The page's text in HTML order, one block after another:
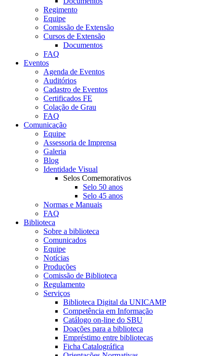
Regimento
Equipe
Comissão de Extensão
Cursos de Extensão
Documentos
FAQ
Eventos
Agenda de Eventos
Auditórios
Cadastro de Eventos
Certificados FE
Colação de Grau
FAQ
Comunicação
Equipe
Assessoria de Imprensa
Galeria
Blog
Identidade Visual
Selos Comemorativos
Selo 50 anos
Selo 45 anos
Normas e Manuais
FAQ
Biblioteca
Sobre a biblioteca
Comunicados
Equipe
Notícias
Produções
Comissão de Biblioteca
Regulamento
Serviços
Biblioteca Digital da UNICAMP
Competência em Informação
Catálogo on-line do SBU
Doações para a biblioteca
Empréstimo entre bibliotecas
Ficha Catalográfica